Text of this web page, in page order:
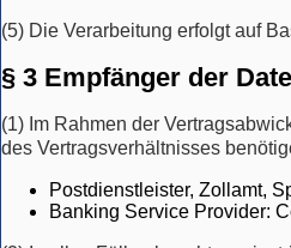
(5) Die Verarbeitung erfolgt auf
§ 3 Empfänger der
(1) Im Rahmen der
des Vertragsverhältnisses
Postdienstleister, Zollamt,
Banking Service Provider: